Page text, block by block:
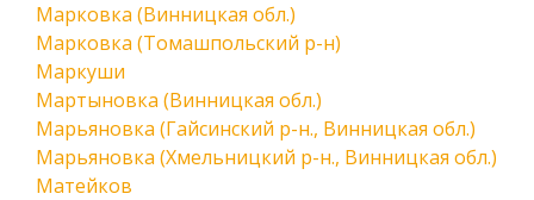
Марковка (Винницкая обл.)
Марковка (Томашпольский р-н)
Маркуши
Мартыновка (Винницкая обл.)
Марьяновка (Гайсинский р-н., Винницкая обл.)
Марьяновка (Хмельницкий р-н., Винницкая обл.)
Матейков